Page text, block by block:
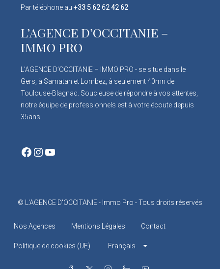
Par téléphone au +33 5 62 62 42 62
L’AGENCE D’OCCITANIE –
IMMO PRO
L’AGENCE D’OCCITANIE – IMMO PRO - se situe dans le
Gers, à Samatan et Lombez, à seulement 40mn de
Toulouse-Blagnac. Soucieuse de répondre à vos attentes,
notre équipe de professionnels est à votre écoute depuis
35ans.
Facebook
Instagram
YouTube
© L'AGENCE D'OCCITANIE - Immo Pro - Tous droits réservés
Nos Agences Mentions Légales Contact
Politique de cookies (UE) Français